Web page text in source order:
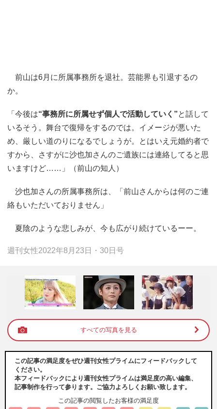
前山は6月に所属事務所を退社。芸能界も引退するの
か。
「今後は“事務所に所属せず個人で活動していく”と話して
いるそう。舞台で復帰をするのでは。イメージが悪いた
め、厳しい道のりになるでしょうが。とはいえ元婚約者で
すから、さすがに沙也加さんのご遺族には連絡してると思
いますけど……」（前山の知人）
沙也加さんの所属事務所は、「前山さんからは何のご連
絡もいただいておりません」
夏陰のような悲しみが、今も広がり続けているーー。
週刊女性2022年8月23日・30日号
すべての写真を見る
この記事の満足度をぜひ週刊女性プライムにフィードバックして
ください。
本フィードバックにより週刊女性プライムは満足度の高い編集、
記事制作を行って参ります。ご協力よろしくお願い致します。
この記事の閲覧したお客様の満足度